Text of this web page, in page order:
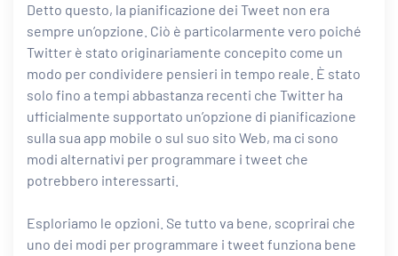
Detto questo, la pianificazione dei Tweet non era
sempre un’opzione. Ciò è particolarmente vero poiché
Twitter è stato originariamente concepito come un
modo per condividere pensieri in tempo reale. È stato
solo fino a tempi abbastanza recenti che Twitter ha
ufficialmente supportato un’opzione di pianificazione
sulla sua app mobile o sul suo sito Web, ma ci sono
modi alternativi per programmare i tweet che
potrebbero interessarti.
Esploriamo le opzioni. Se tutto va bene, scoprirai che
uno dei modi per programmare i tweet funziona bene